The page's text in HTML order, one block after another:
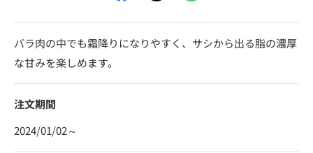
バラ肉の中でも霜降りになりやすく、サシから出る脂の濃厚
な甘みを楽しめます。
注文期間
2024/01/02～